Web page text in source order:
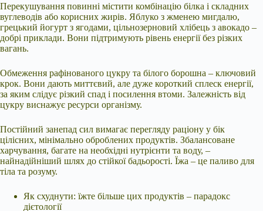
Перекушування повинні містити комбінацію білка і складних
вуглеводів або корисних жирів. Яблуко з жменею мигдалю,
грецький йогурт з ягодами, цільнозерновий хлібець з авокадо –
добрі приклади. Вони підтримують рівень енергії без різких
вагань.
Обмеження рафінованого цукру та білого борошна – ключовий
крок. Вони дають миттєвий, але дуже короткий сплеск енергії,
за яким слідує різкий спад і посилення втоми. Залежність від
цукру виснажує ресурси організму.
Постійний занепад сил вимагає перегляду раціону у бік
цілісних, мінімально оброблених продуктів. Збалансоване
харчування, багате на необхідні нутрієнти та воду, –
найнадійніший шлях до стійкої бадьорості. Їжа – це паливо для
тіла та розуму.
Як схуднути: їжте більше цих продуктів – парадокс
дієтології